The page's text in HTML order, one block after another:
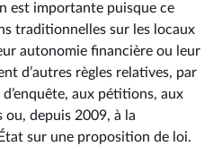
est importante puisque ce
traditionnelles sur les locaux
autonomie financière ou leur
d’autres règles relatives, par
aux pétitions, aux
depuis 2009, à la
sur une proposition de loi.